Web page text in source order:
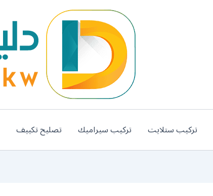
تركيب ستلايت تركيب سيراميك تصليح تكييف